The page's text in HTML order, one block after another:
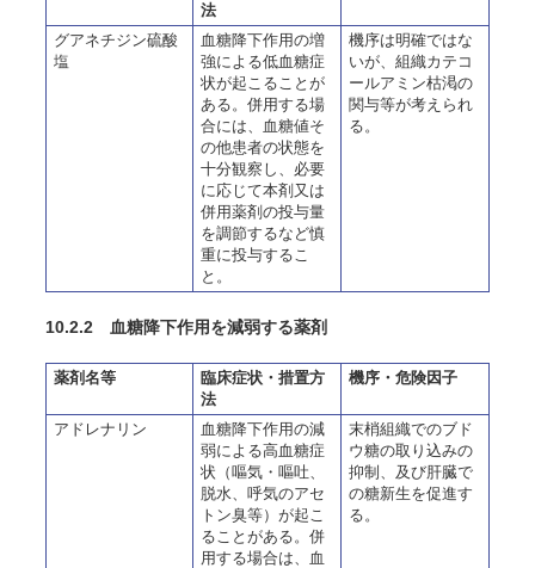
法
グアネチジン硫酸
塩
血糖降下作用の増
強による低血糖症
状が起こることが
ある。併用する場
合には、血糖値そ
の他患者の状態を
十分観察し、必要
に応じて本剤又は
併用薬剤の投与量
を調節するなど慎
重に投与するこ
と。
機序は明確ではな
いが、組織カテコ
ールアミン枯渇の
関与等が考えられ
る。
10.2.2 血糖降下作用を減弱する薬剤
薬剤名等
臨床症状・措置方
法
機序・危険因子
アドレナリン
血糖降下作用の減
弱による高血糖症
状（嘔気・嘔吐、
脱水、呼気のアセ
トン臭等）が起こ
ることがある。併
用する場合は、血
末梢組織でのブド
ウ糖の取り込みの
抑制、及び肝臓で
の糖新生を促進す
る。